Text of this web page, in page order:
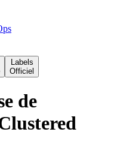
Labels
Officiel
de